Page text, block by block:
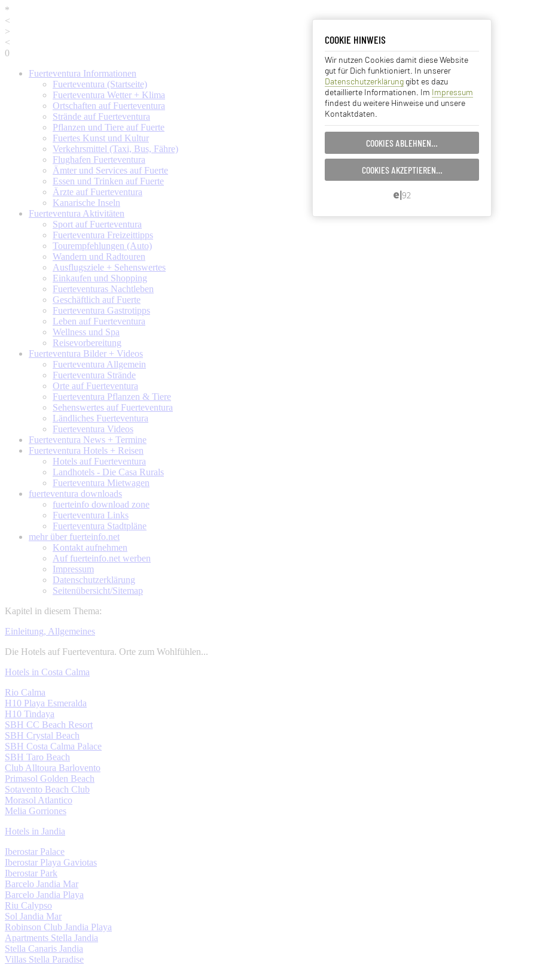
COOKIE HINWEIS
Wir nutzen Cookies damit diese Website
gut für Dich funktioniert. In unserer
Datenschutzerklärung gibt es dazu
detaillierte Informationen. Im Impressum
findest du weitere Hinweise und unsere
Kontaktdaten.
COOKIES ABLEHNEN…
COOKIES AKZEPTIEREN…
Essentielle Cookies
Analyse Cookies
EINSTELLUNGEN SPEICHERN…
ABBRECHEN…
*
<
>
<
0
Fuerteventura Informationen
Fuerteventura (Startseite)
Fuerteventura Wetter + Klima
Ortschaften auf Fuerteventura
Strände auf Fuerteventura
Pflanzen und Tiere auf Fuerte
Fuertes Kunst und Kultur
Verkehrsmittel (Taxi, Bus, Fähre)
Flughafen Fuerteventura
Ämter und Services auf Fuerte
Essen und Trinken auf Fuerte
Ärzte auf Fuerteventura
Kanarische Inseln
Fuerteventura Aktivitäten
Sport auf Fuerteventura
Fuerteventura Freizeittipps
Tourempfehlungen (Auto)
Wandern und Radtouren
Ausflugsziele + Sehenswertes
Einkaufen und Shopping
Fuerteventuras Nachtleben
Geschäftlich auf Fuerte
Fuerteventura Gastrotipps
Leben auf Fuerteventura
Wellness und Spa
Reisevorbereitung
Fuerteventura Bilder + Videos
Fuerteventura Allgemein
Fuerteventura Strände
Orte auf Fuerteventura
Fuerteventura Pflanzen & Tiere
Sehenswertes auf Fuerteventura
Ländliches Fuerteventura
Fuerteventura Videos
Fuerteventura News + Termine
Fuerteventura Hotels + Reisen
Hotels auf Fuerteventura
Landhotels - Die Casa Rurals
Fuerteventura Mietwagen
fuerteventura downloads
fuerteinfo download zone
Fuerteventura Links
Fuerteventura Stadtpläne
mehr über fuerteinfo.net
Kontakt aufnehmen
Auf fuerteinfo.net werben
Impressum
Datenschutzerklärung
Seitenübersicht/Sitemap
Kapitel in diesem Thema:
Einleitung, Allgemeines
Die Hotels auf Fuerteventura. Orte zum Wohlfühlen...
Hotels in Costa Calma
Rio Calma
H10 Playa Esmeralda
H10 Tindaya
SBH CC Beach Resort
SBH Crystal Beach
SBH Costa Calma Palace
SBH Taro Beach
Club Alltoura Barlovento
Primasol Golden Beach
Sotavento Beach Club
Morasol Atlantico
Melia Gorriones
Hotels in Jandia
Iberostar Palace
Iberostar Playa Gaviotas
Iberostar Park
Barcelo Jandia Mar
Barcelo Jandia Playa
Riu Calypso
Sol Jandia Mar
Robinson Club Jandia Playa
Apartments Stella Jandia
Stella Canaris Jandia
Villas Stella Paradise